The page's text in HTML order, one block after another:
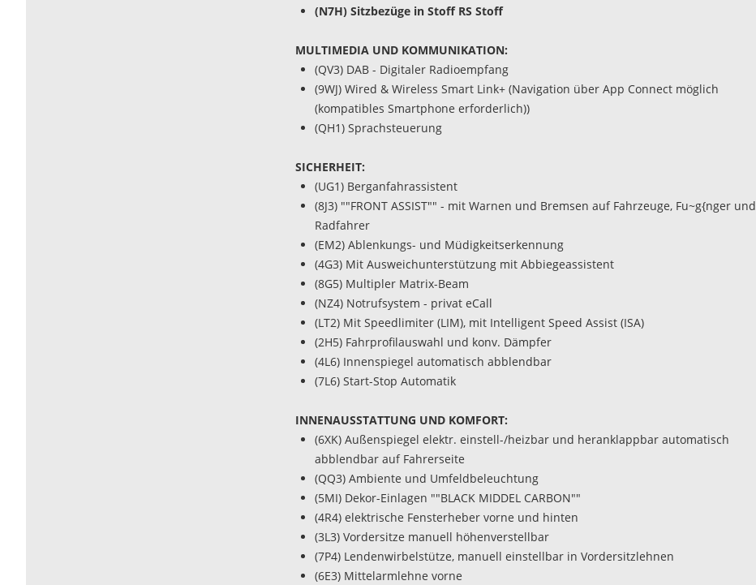
(N7H) Sitzbezüge in Stoff RS Stoff
MULTIMEDIA UND KOMMUNIKATION:
(QV3) DAB - Digitaler Radioempfang
(9WJ) Wired & Wireless Smart Link+ (Navigation über App Connect möglich
(kompatibles Smartphone erforderlich))
(QH1) Sprachsteuerung
SICHERHEIT:
(UG1) Berganfahrassistent
(8J3) ""FRONT ASSIST"" - mit Warnen und Bremsen auf Fahrzeuge, Fu~g{nger und
Radfahrer
(EM2) Ablenkungs- und Müdigkeitserkennung
(4G3) Mit Ausweichunterstützung mit Abbiegeassistent
(8G5) Multipler Matrix-Beam
(NZ4) Notrufsystem - privat eCall
(LT2) Mit Speedlimiter (LIM), mit Intelligent Speed Assist (ISA)
(2H5) Fahrprofilauswahl und konv. Dämpfer
(4L6) Innenspiegel automatisch abblendbar
(7L6) Start-Stop Automatik
INNENAUSSTATTUNG UND KOMFORT:
(6XK) Außenspiegel elektr. einstell-/heizbar und heranklappbar automatisch
abblendbar auf Fahrerseite
(QQ3) Ambiente und Umfeldbeleuchtung
(5MI) Dekor-Einlagen ""BLACK MIDDEL CARBON""
(4R4) elektrische Fensterheber vorne und hinten
(3L3) Vordersitze manuell höhenverstellbar
(7P4) Lendenwirbelstütze, manuell einstellbar in Vordersitzlehnen
(6E3) Mittelarmlehne vorne